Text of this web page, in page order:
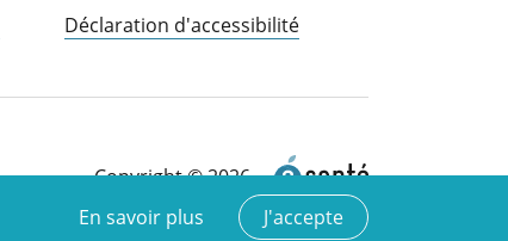
En savoir plus J'accepte
Déclaration d'accessibilité
Copyright © 2026